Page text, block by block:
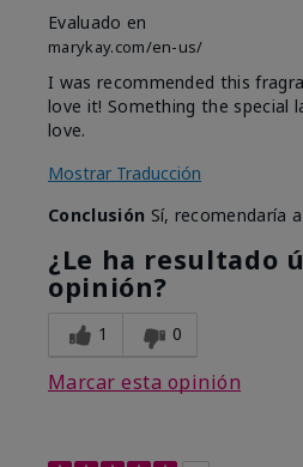
Evaluado en
marykay.com/en-us/
I was recommended this
love it! Something the special
love.
Mostrar Traducción
Conclusión Sí, recomendaría
¿Le ha resultado
opinión?
1 0
Marcar esta opinión